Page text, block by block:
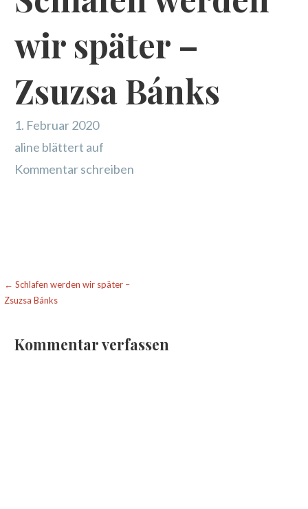
wir später –
Zsuzsa Bánks
1. Februar 2020
aline blättert auf
Kommentar schreiben
Beitragsnavigation
← Schlafen werden wir später –
Zsuzsa Bánks
Kommentar verfassen